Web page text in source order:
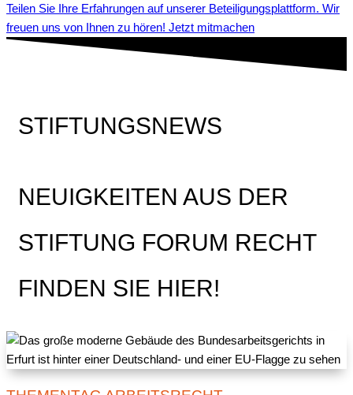
Teilen Sie Ihre Erfahrungen auf unserer Beteiligungsplattform. Wir
freuen uns von Ihnen zu hören! Jetzt mitmachen
STIFTUNGSNEWS
NEUIGKEITEN AUS DER
STIFTUNG FORUM RECHT
FINDEN SIE HIER!